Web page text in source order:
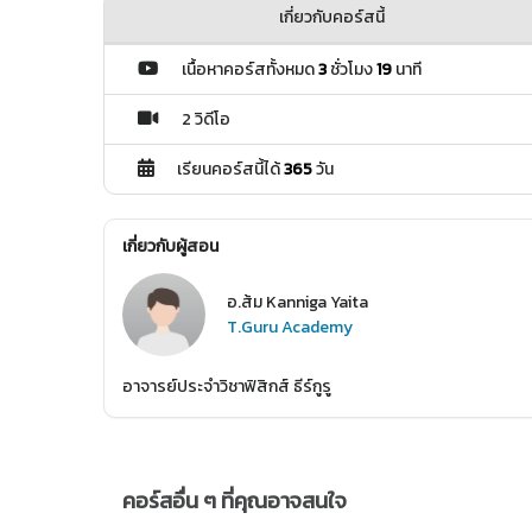
เกี่ยวกับคอร์สนี้
เนื้อหาคอร์สทั้งหมด3ชั่วโมง19นาที
2 วิดีโอ
เรียนคอร์สนี้ได้365วัน
เกี่ยวกับผู้สอน
อ.ส้ม Kanniga Yaita
T.Guru Academy
อาจารย์ประจำวิชาฟิสิกส์ ธีร์กูรู
คอร์สอื่น ๆ ที่คุณอาจสนใจ